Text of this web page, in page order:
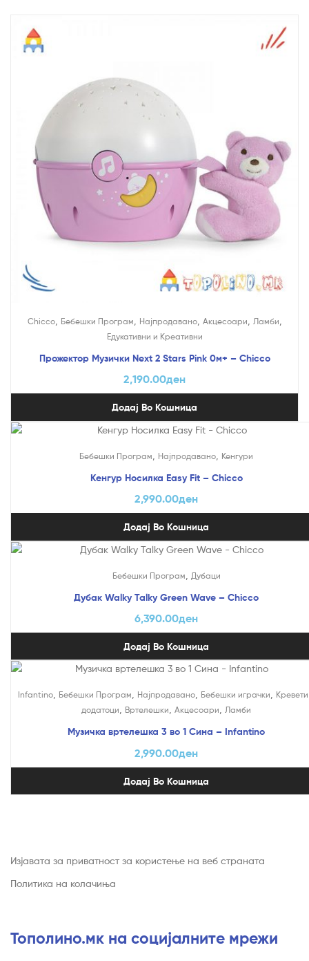
Chicco, Бебешки Програм Најпродавано, Акцесоари Ламби
Едукативни и Креативни
Прожектор Музички Next 2 Stars Pink 0м+ – Chicco
2,190.00ден
Додај Во Кошница
Бебешки Програм Најпродавано Кенгури
Кенгур Носилка Easy Fit – Chicco
2,990.00ден
Додај Во Кошница
Бебешки Програм Дубаци
Дубак Walky Talky Green Wave – Chicco
6,390.00ден
Додај Во Кошница
Infantino, Бебешки Програм, Најпродавано, Бебешки играчки,
додатоци, Вртелешки, Акцесоари, Ламби
Музичка вртелешка 3 во 1 Сина – Infantino
2,990.00ден
Додај Во Кошница
Изјавата за приватност за користење на веб страната
Политика на колачиња
Тополино.мк на социјалните мрежи